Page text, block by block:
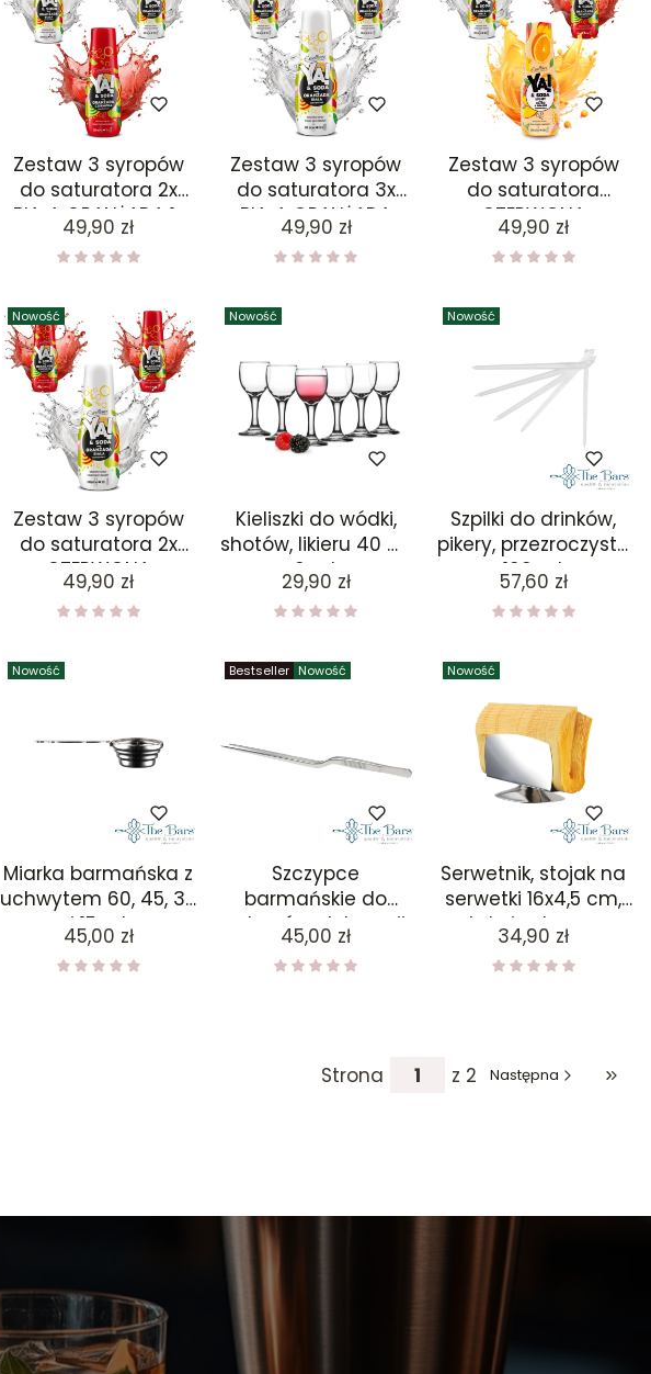
Zestaw 3 syropów
do saturatora 2x
BIAŁA ORANŻADA 1x
CZERWONA
ORANŻADA
Cena
49,90 zł
Zestaw 3 syropów
do saturatora 3x
BIAŁA ORANŻADA
Cena
49,90 zł
Zestaw 3 syropów
do saturatora
CZERWONA
ORANŻADA, BIAŁA
ORANŻADA, MANGO
Cena
49,90 zł
Nowość
Zestaw 3 syropów
do saturatora 2x
CZERWONA
ORANŻADA 1x BIAŁA
ORANŻADA
Cena
49,90 zł
Nowość
Kieliszki do wódki,
shotów, likieru 40 ml
6 szt
Cena
29,90 zł
Nowość
Szpilki do drinków,
pikery, przezroczyste
100 szt
Cena
57,60 zł
Nowość
Miarka barmańska z
uchwytem 60, 45, 30
i 15 ml
Cena
45,00 zł
Bestseller Nowość
Szczypce
barmańskie do
cytrusów, dekoracji,
garnishu duże 26,5
cm
Cena
45,00 zł
Nowość
Serwetnik, stojak na
serwetki 16x4,5 cm,
stal nierdzewna
Cena
34,90 zł
Strona z 2 Następna